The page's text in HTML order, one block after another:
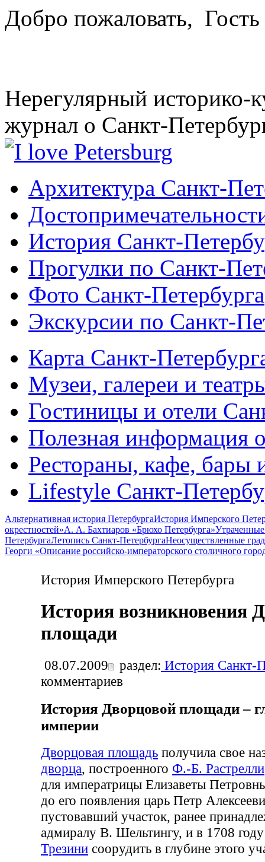
Добро пожаловать, Гость
Нерегулярный историко-
журнал о Санкт-
Архитектура Санкт-
История Санкт-
Прогулки по Санкт-
Фото Санкт-Петербурга
Экскурсии по Санкт-
Карта Санкт-
Музеи, галереи и
Гостиницы и отели
Полезная информация
Рестораны, кафе, бары
Lifestyle Санкт-
Альтернативная история ПетербургаИстория Имперского
окрестностей»А. А. Бахтиаров «Брюхо Петербурга»
ПетербургаЛетопись Санкт-ПетербургаНеосуществленные
Георги «Описание российско-императорского столичного
История Имперского Петербурга
История возникновения
площади
08.07.2009 раздел: История Санкт-
комментариев
История Дворцовой площади –
империи
Дворцовая площадь получила свое
дворца, построенного Ф.-Б. Растрелли
для императрицы Елизаветы
до его появления царь Петр
пустовавший участок, ранее
адмиралу В. Шельтингу, и в 1708
Трезини соорудить в глубине этого